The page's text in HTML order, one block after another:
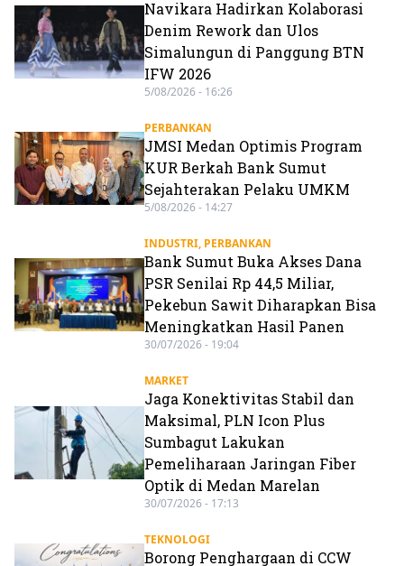
Navikara Hadirkan Kolaborasi
Denim Rework dan Ulos
Simalungun di Panggung BTN
IFW 2026
5/08/2026 - 16:26
PERBANKAN
JMSI Medan Optimis Program
KUR Berkah Bank Sumut
Sejahterakan Pelaku UMKM
5/08/2026 - 14:27
INDUSTRI, PERBANKAN
Bank Sumut Buka Akses Dana
PSR Senilai Rp 44,5 Miliar,
Pekebun Sawit Diharapkan Bisa
Meningkatkan Hasil Panen
30/07/2026 - 19:04
MARKET
Jaga Konektivitas Stabil dan
Maksimal, PLN Icon Plus
Sumbagut Lakukan
Pemeliharaan Jaringan Fiber
Optik di Medan Marelan
30/07/2026 - 17:13
TEKNOLOGI
Borong Penghargaan di CCW